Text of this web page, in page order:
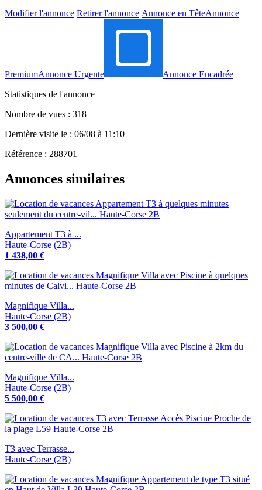
Modifier l'annonce Retirer l'annonce Annonce en TêteAnnonce
PremiumAnnonce Urgente
Annonce Encadrée
Statistiques de l'annonce
Nombre de vues : 318
Dernière visite le : 06/08 à 11:10
Référence : 288701
Annonces similaires
Appartement T3 à ...
Haute-Corse (2B)
1 438,00 €
Magnifique Villa...
Haute-Corse (2B)
3 500,00 €
Magnifique Villa...
Haute-Corse (2B)
5 500,00 €
T3 avec Terrasse...
Haute-Corse (2B)